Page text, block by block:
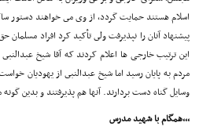
اسلام هستند حمایت گردد، از وى مى خواهند دستور
پیشنهاد آنان را نپذیرفت ولى تأکید کرد افراد
این ترتیب خارجی ها اعلام کردند که آقا شیخ
مردم به پایان رسید اما شیخ عبدالنبى از یهودیان
وسایل گناه دست بردارند. آنها هم پذیرفتند و بدین
,,,همگام با شهید مدرس